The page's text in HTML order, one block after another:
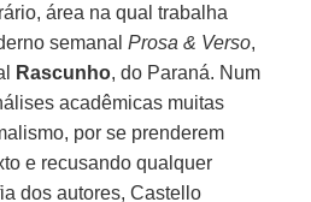
área na qual trabalha
semanalProsa & Verso,
Rascunho, do Paraná. Num
acadêmicas muitas
por se prenderem
e recusando qualquer
dos autores, Castello